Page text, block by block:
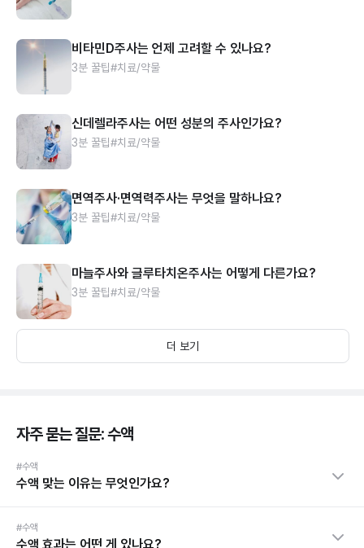
비타민D주사는 언제 고려할 수 있나요?
3분 꿀팁#치료/약물
신데렐라주사는 어떤 성분의 주사인가요?
3분 꿀팁#치료/약물
면역주사·면역력주사는 무엇을 말하나요?
3분 꿀팁#치료/약물
마늘주사와 글루타치온주사는 어떻게 다른가요?
3분 꿀팁#치료/약물
더 보기
자주 묻는 질문: 수액
#수액
수액 맞는 이유는 무엇인가요?
#수액
수액 효과는 어떤 게 있나요?